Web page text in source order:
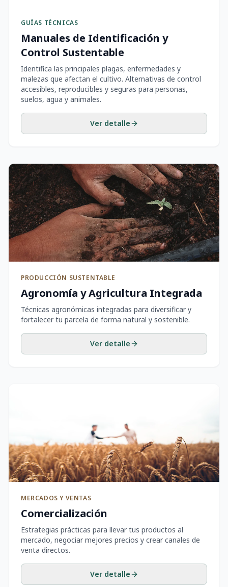
GUÍAS TÉCNICAS
Manuales de Identificación y
Control Sustentable
Identifica las principales plagas, enfermedades y
malezas que afectan el cultivo. Alternativas de control
accesibles, reproducibles y seguras para personas,
suelos, agua y animales.
Ver detalle
PRODUCCIÓN SUSTENTABLE
Agronomía y Agricultura Integrada
Técnicas agronómicas integradas para diversificar y
fortalecer tu parcela de forma natural y sostenible.
Ver detalle
MERCADOS Y VENTAS
Comercialización
Estrategias prácticas para llevar tus productos al
mercado, negociar mejores precios y crear canales de
venta directos.
Ver detalle